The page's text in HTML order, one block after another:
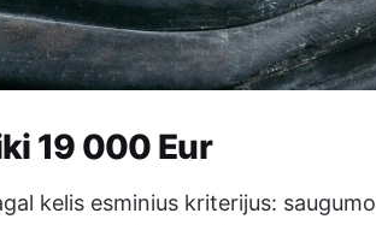
19 000 Eur
kelis esminius kriterijus: saugumo